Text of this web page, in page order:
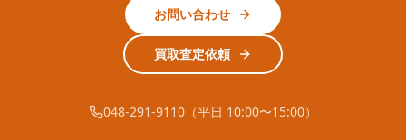
お問い合わせ
買取査定依頼
048-291-9110（平日 10:00〜15:00）